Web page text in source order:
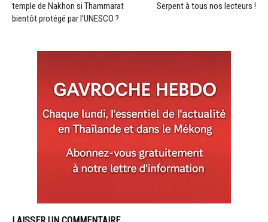
temple de Nakhon si Thammarat
bientôt protégé par l’UNESCO ?
Serpent à tous nos lecteurs !